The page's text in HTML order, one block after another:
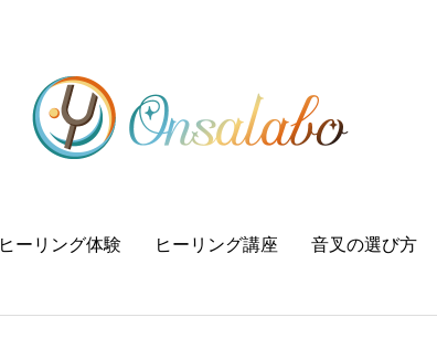
ヒーリング体験 ヒーリング講座 音叉の選び方